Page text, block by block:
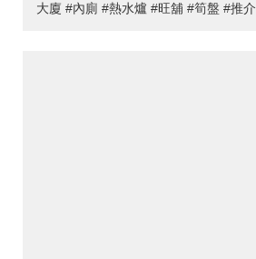
大廈 #內廁 #熱水爐 #旺舖 #筍盤 #推介